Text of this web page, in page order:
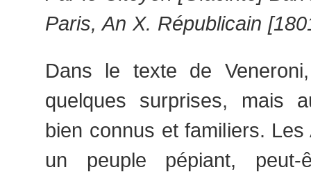
Paris, An X. Républicain
Dans le texte de
quelques surprises, mais
bien connus et familiers. Les
un peuple pépiant,